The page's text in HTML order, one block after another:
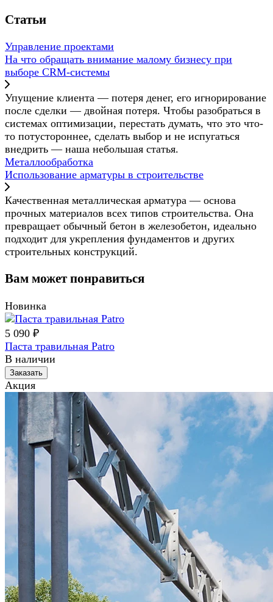
Статьи
Управление проектами
На что обращать внимание малому бизнесу при
выборе CRM-системы
Упущение клиента — потеря денег, его игнорирование
после сделки — двойная потеря. Чтобы разобраться в
системах оптимизации, перестать думать, что это что-
то потустороннее, сделать выбор и не испугаться
внедрить — наша небольшая статья.
Металлообработка
Использование арматуры в строительстве
Качественная металлическая арматура — основа
прочных материалов всех типов строительства. Она
превращает обычный бетон в железобетон, идеально
подходит для укрепления фундаментов и других
строительных конструкций.
Вам может понравиться
Новинка
5 090 ₽
Паста травильная Patro
В наличии
Заказать
Акция